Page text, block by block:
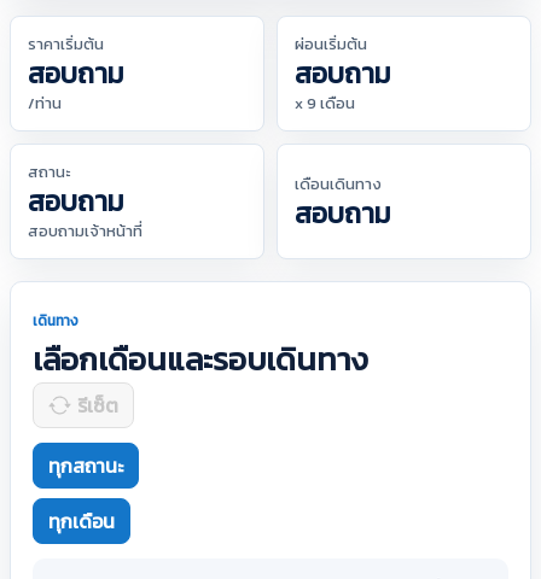
ราคาเริ่มต้น
สอบถาม
/ท่าน
ผ่อนเริ่มต้น
สอบถาม
x 9 เดือน
สถานะ
สอบถาม
สอบถามเจ้าหน้าที่
เดือนเดินทาง
สอบถาม
เดินทาง
เลือกเดือนและรอบเดินทาง
รีเซ็ต
ทุกสถานะ
ทุกเดือน